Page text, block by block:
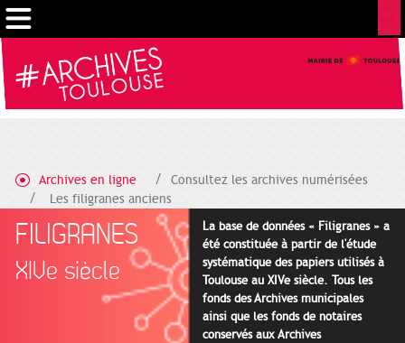
Archives en ligne
Consultez les archives numérisées
Les filigranes anciens
FILIGRANES
XIVe siècle
La base de données « Filigranes » a
été constituée à partir de l'étude
systématique des papiers utilisés à
Toulouse au XIVe siècle. Tous les
fonds des Archives municipales
ainsi que les fonds de notaires
conservés aux Archives
Gestion de vos préférences sur les cookies